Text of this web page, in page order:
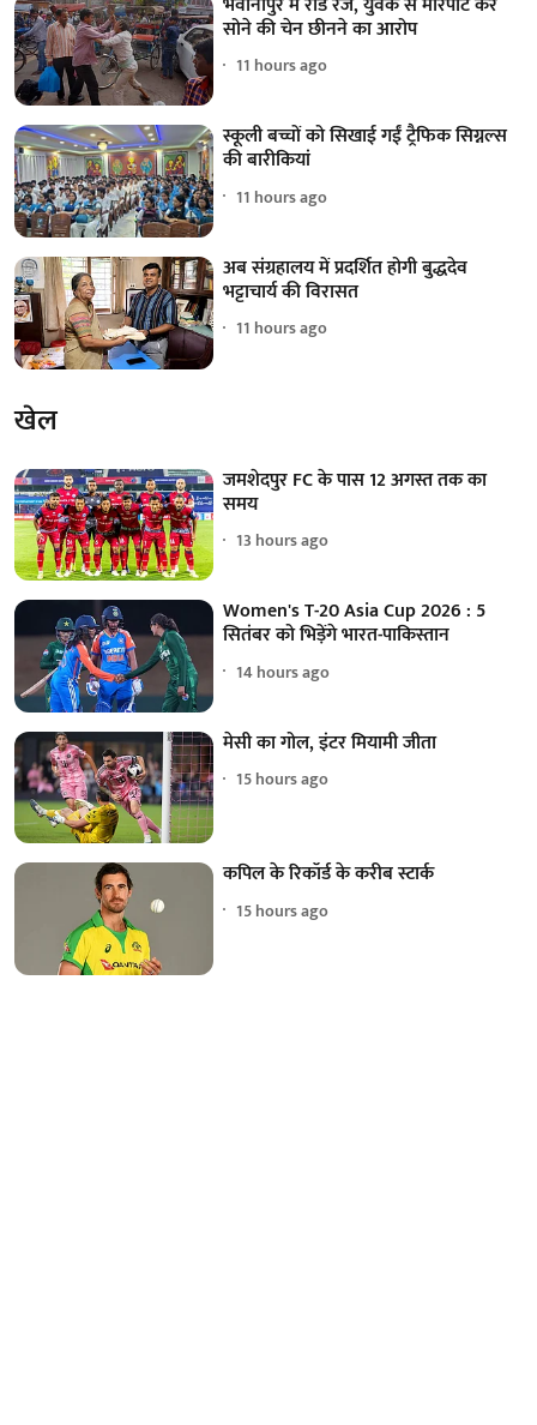
सोने की चेन छीनने का आरोप
11 hours ago
स्कूली बच्चों को सिखाई गईं ट्रैफिक सिग्नल्स
की बारीकियां
11 hours ago
अब संग्रहालय में प्रदर्शित होगी बुद्धदेव
भट्टाचार्य की विरासत
11 hours ago
खेल
जमशेदपुर FC के पास 12 अगस्त तक का
समय
13 hours ago
Women's T-20 Asia Cup 2026 : 5
सितंबर को भिड़ेंगे भारत-पाकिस्तान
14 hours ago
मेसी का गोल, इंटर मियामी जीता
15 hours ago
कपिल के रिकॉर्ड के करीब स्टार्क
15 hours ago